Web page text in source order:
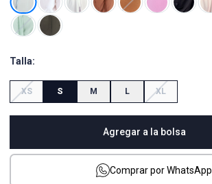
Talla:
XS S M L XL
Agregar a la bolsa
Comprar por WhatsApp